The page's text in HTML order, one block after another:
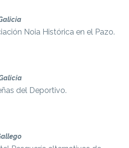
Noia Histórica en el Pazo.
del Deportivo.